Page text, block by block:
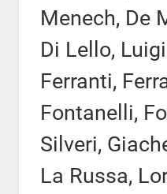
Menech, De
Di Lello,
Ferranti,
Fontanelli,
Silveri,
La Russa,